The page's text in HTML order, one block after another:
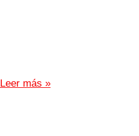
Leer más »